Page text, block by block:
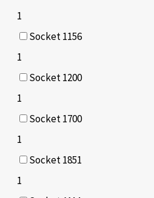
1
Socket 1156
1
Socket 1200
1
Socket 1700
1
Socket 1851
1